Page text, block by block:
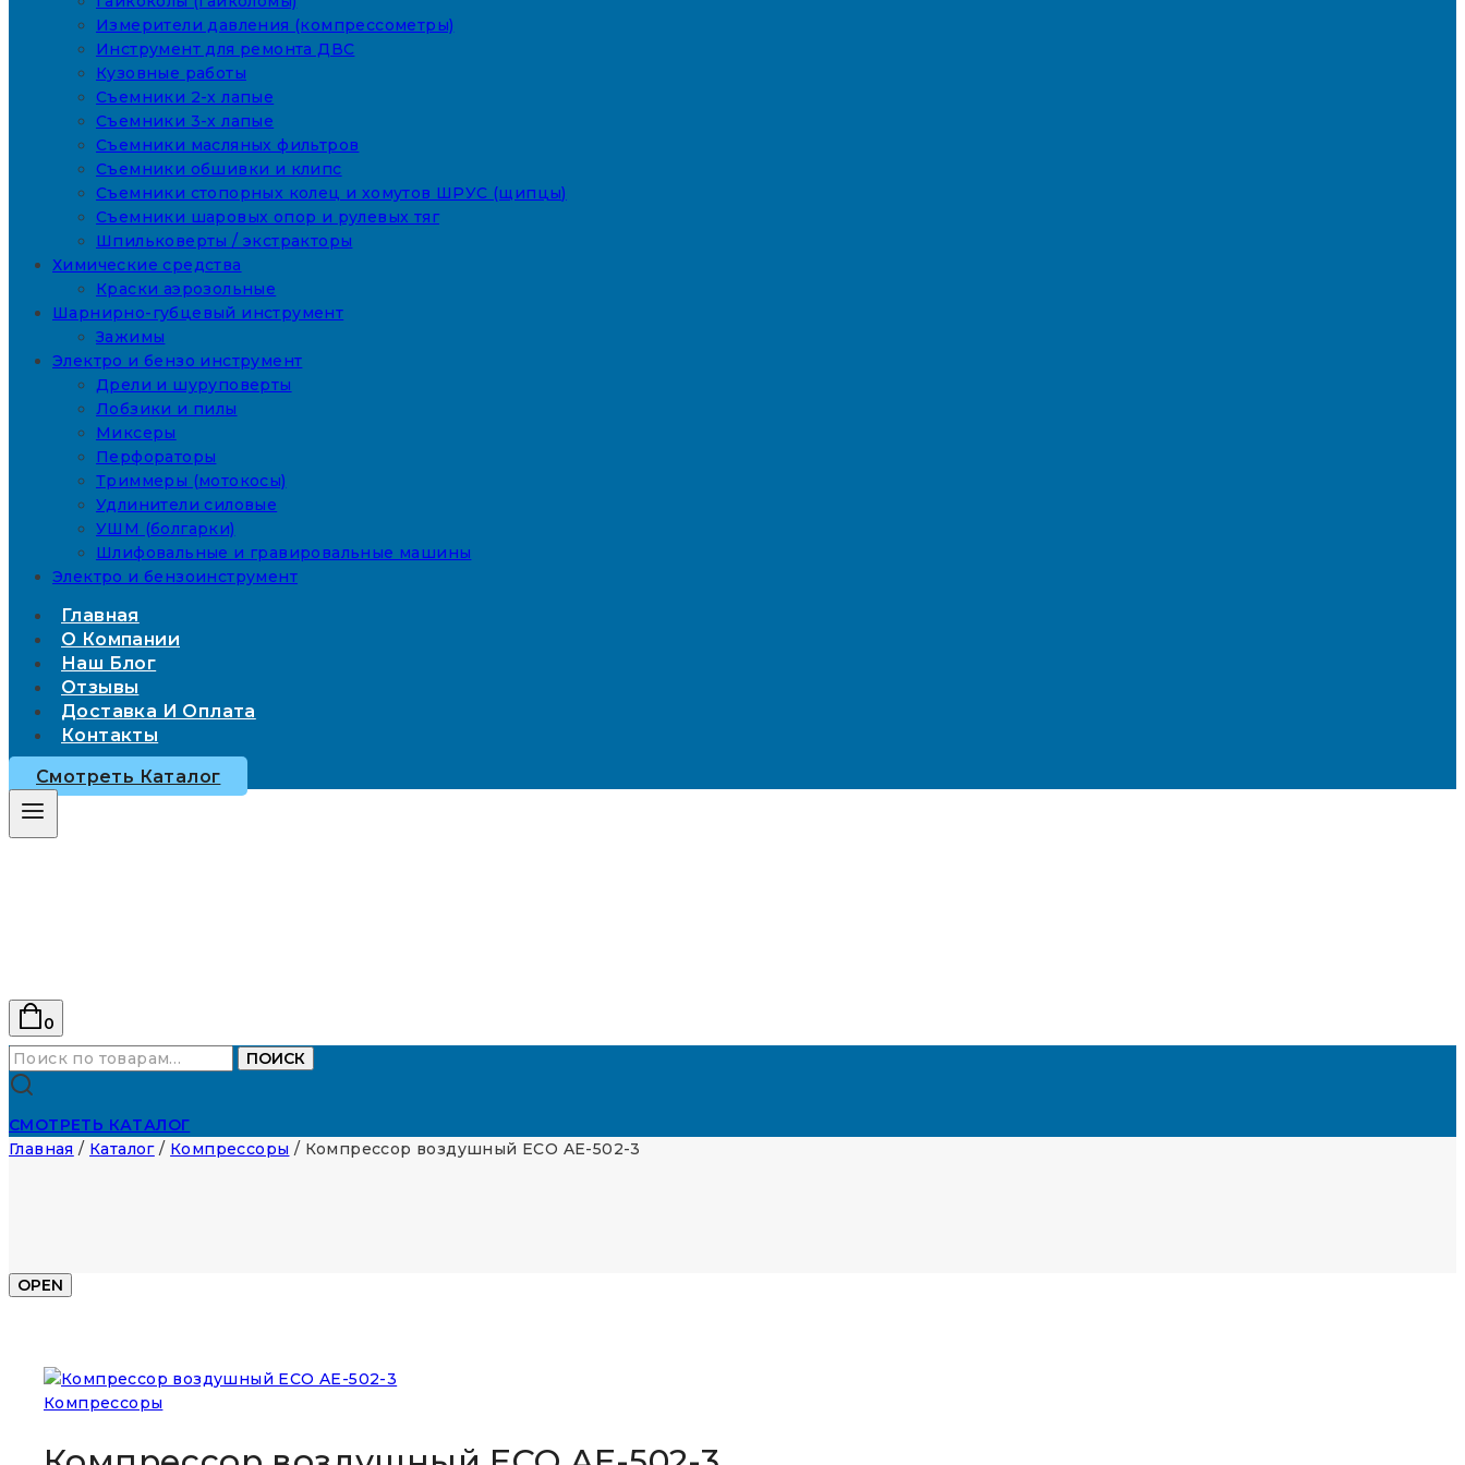
Измерители давления (компрессометры)
Инструмент для ремонта ДВС
Кузовные работы
Съемники 2-х лапые
Съемники 3-х лапые
Съемники масляных фильтров
Съемники обшивки и клипс
Съемники стопорных колец и хомутов ШРУС (щипцы)
Съемники шаровых опор и рулевых тяг
Шпильковерты / экстракторы
Химические средства
Краски аэрозольные
Шарнирно-губцевый инструмент
Зажимы
Электро и бензо инструмент
Дрели и шуруповерты
Лобзики и пилы
Миксеры
Перфораторы
Триммеры (мотокосы)
Удлинители силовые
УШМ (болгарки)
Шлифовальные и гравировальные машины
Электро и бензоинструмент
Главная
О Компании
Наш Блог
Отзывы
Доставка И Оплата
Контакты
Смотреть Каталог
0
Искать:
ПОИСК
СМОТРЕТЬ КАТАЛОГ
Главная / Каталог / Компрессоры / Компрессор воздушный ECO AE-502-3
OPEN
Компрессоры